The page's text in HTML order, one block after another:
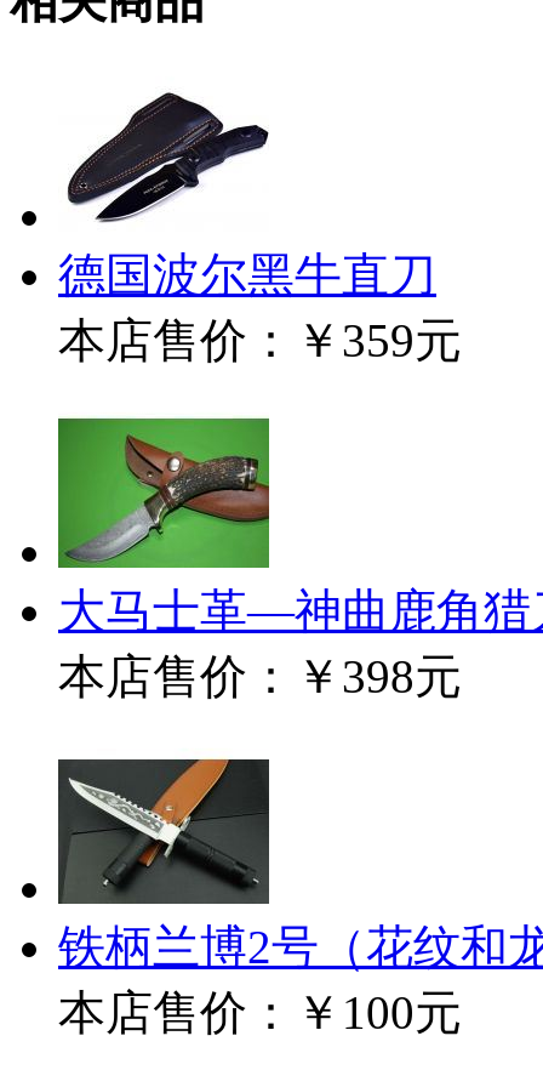
德国波尔黑牛直刀
本店售价：
￥359元
大马士革—神曲鹿角猎
本店售价：
￥398元
铁柄兰博2号（花纹和
本店售价：
￥100元